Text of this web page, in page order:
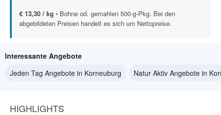
€ 13,30 / kg - Bohne od. gemahlen 500-g-Pkg. Bei den
abgebildeten Preisen handelt es sich um Nettopreise.
Interessante Angebote
Jeden Tag Angebote in Korneuburg
Natur Aktiv Angebote in
HIGHLIGHTS